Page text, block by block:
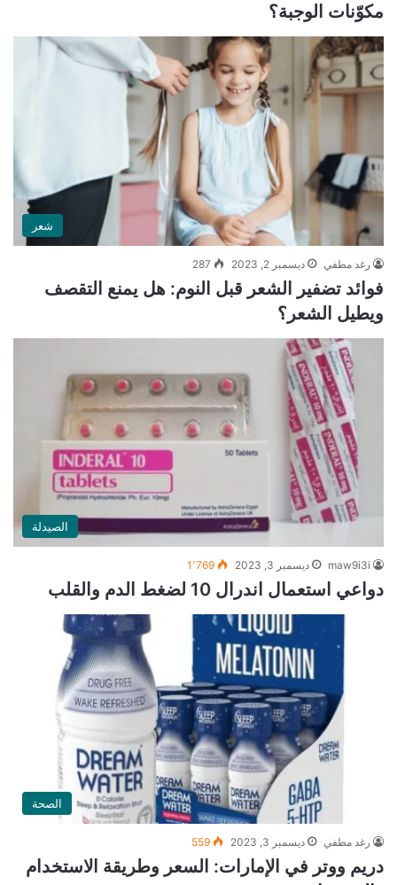
مكوّنات الوجبة؟
شعر
رغد مطفي ديسمبر 2, 2023 287
فوائد تضفير الشعر قبل النوم: هل يمنع التقصف
ويطيل الشعر؟
الصيدلة
maw9i3i ديسمبر 3, 2023 1٬769
دواعي استعمال اندرال 10 لضغط الدم والقلب
الصحة
رغد مطفي ديسمبر 3, 2023 559
دريم ووتر في الإمارات: السعر وطريقة الاستخدام